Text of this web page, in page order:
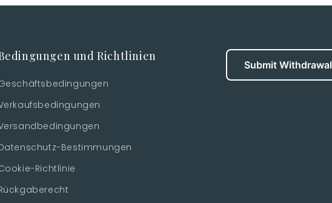
und Richtlinien
Bestimmungen
Richtlinie
Submit Withdrawal